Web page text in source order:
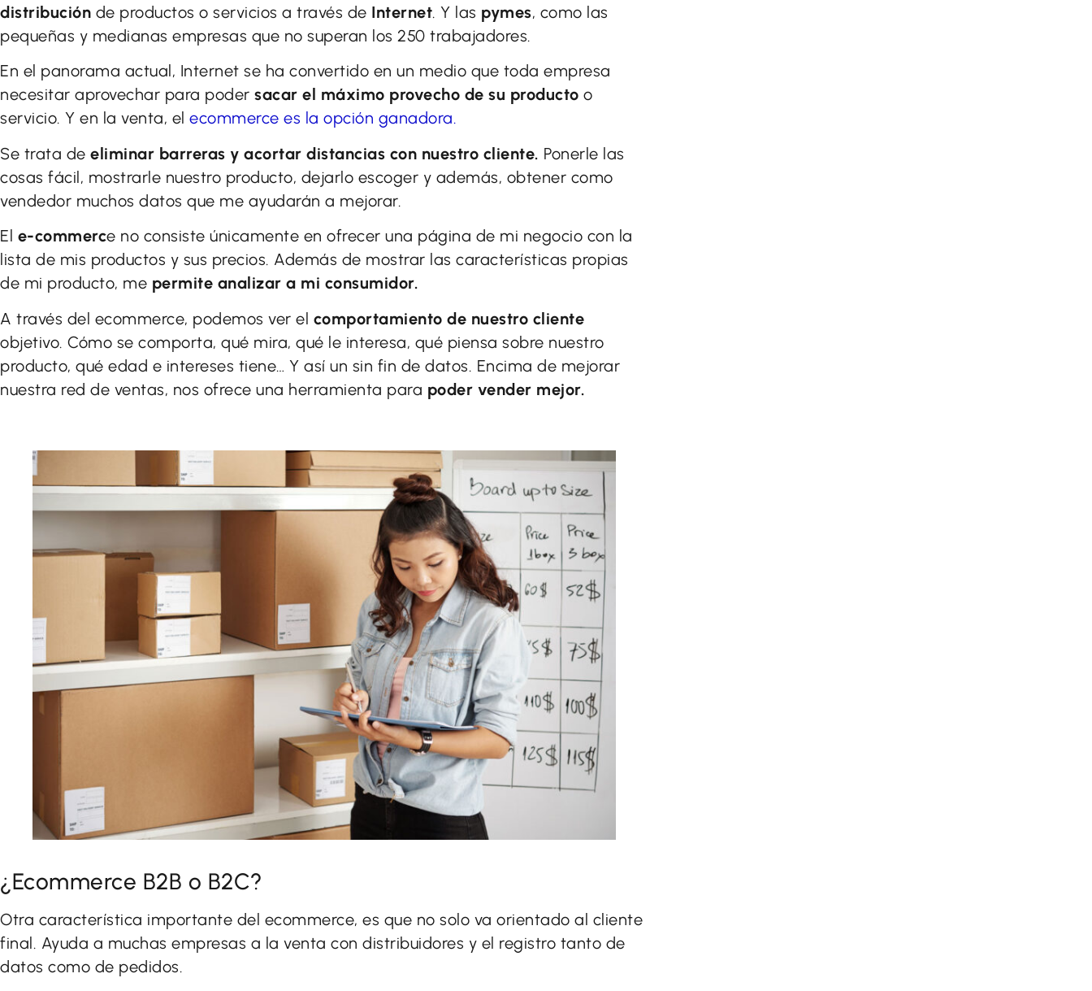
distribución de productos o servicios a través de Internet. Y las pymes, como las
pequeñas y medianas empresas que no superan los 250 trabajadores.
En el panorama actual, Internet se ha convertido en un medio que toda empresa
necesitar aprovechar para poder sacar el máximo provecho de su producto o
servicio. Y en la venta, el ecommerce es la opción ganadora.
Se trata de eliminar barreras y acortar distancias con nuestro cliente. Ponerle las
cosas fácil, mostrarle nuestro producto, dejarlo escoger y además, obtener como
vendedor muchos datos que me ayudarán a mejorar.
El e-commerce no consiste únicamente en ofrecer una página de mi negocio con la
lista de mis productos y sus precios. Además de mostrar las características propias
de mi producto, me permite analizar a mi consumidor.
A través del ecommerce, podemos ver el comportamiento de nuestro cliente
objetivo. Cómo se comporta, qué mira, qué le interesa, qué piensa sobre nuestro
producto, qué edad e intereses tiene… Y así un sin fin de datos. Encima de mejorar
nuestra red de ventas, nos ofrece una herramienta para poder vender mejor.
¿Ecommerce B2B o B2C?
Otra característica importante del ecommerce, es que no solo va orientado al cliente
final. Ayuda a muchas empresas a la venta con distribuidores y el registro tanto de
datos como de pedidos.